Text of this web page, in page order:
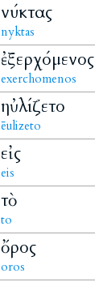
νύκτας
nyktas
ἐξερχόμενος
exerchomenos
ηὐλίζετο
ēulizeto
εἰς
eis
τὸ
to
ὄρος
oros